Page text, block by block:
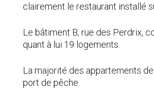
clairement le restaurant installé
Le bâtiment B, rue des Perdrix,
quant à lui 19 logements.
La majorité des appartements
port de pêche.